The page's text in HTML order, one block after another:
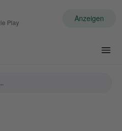
Play Anzeigen